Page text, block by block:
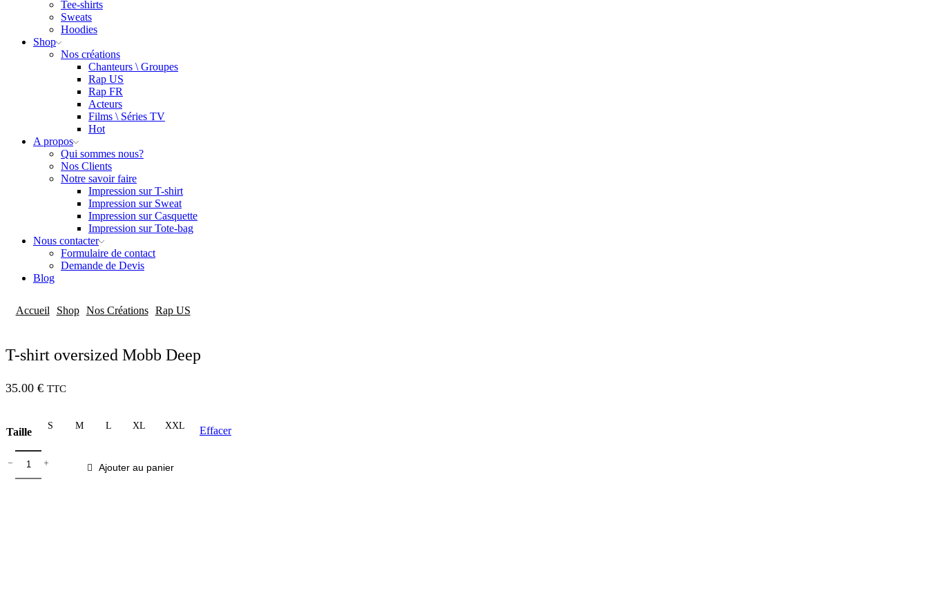
Tee-shirts
Sweats
Hoodies
Shop
Nos créations
Chanteurs \ Groupes
Rap US
Rap FR
Acteurs
Films \ Séries TV
Hot
A propos
Qui sommes nous?
Nos Clients
Notre savoir faire
Impression sur T-shirt
Impression sur Sweat
Impression sur Casquette
Impression sur Tote-bag
Nous contacter
Formulaire de contact
Demande de Devis
Blog
Accueil Shop Nos Créations Rap US
T-shirt oversized Mobb Deep
35.00 € TTC
Taille
S M L XL XXL Effacer
quantité
Ajouter au panier